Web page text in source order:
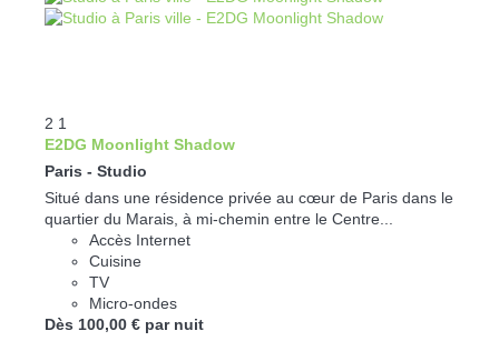
2 1
E2DG Moonlight Shadow
Paris - Studio
Situé dans une résidence privée au cœur de Paris dans le
quartier du Marais, à mi-chemin entre le Centre...
Accès Internet
Cuisine
TV
Micro-ondes
Dès 100,00 € par nuit